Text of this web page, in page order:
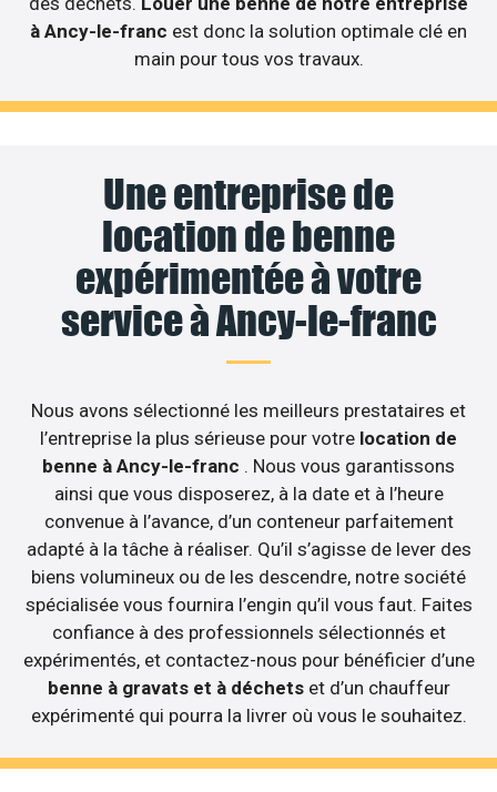
à Ancy-le-franc est donc la solution optimale clé en
main pour tous vos travaux.
Une entreprise de
location de benne
expérimentée à votre
service à Ancy-le-franc
Nous avons sélectionné les meilleurs prestataires et
l’entreprise la plus sérieuse pour votre location de
benne à Ancy-le-franc . Nous vous garantissons
ainsi que vous disposerez, à la date et à l’heure
convenue à l’avance, d’un conteneur parfaitement
adapté à la tâche à réaliser. Qu’il s’agisse de lever des
biens volumineux ou de les descendre, notre société
spécialisée vous fournira l’engin qu’il vous faut. Faites
confiance à des professionnels sélectionnés et
expérimentés, et contactez-nous pour bénéficier d’une
benne à gravats et à déchetset d’un chauffeur
expérimenté qui pourra la livrer où vous le souhaitez.